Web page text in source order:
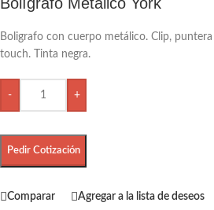
Boligrafo con cuerpo metálico. Clip,
touch. Tinta negra.
- +
Pedir Cotización
Comparar Agregar a la lista de deseos